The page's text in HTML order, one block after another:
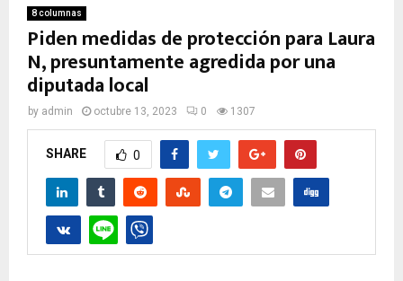
8 columnas
Piden medidas de protección para Laura
N, presuntamente agredida por una
diputada local
by admin octubre 13, 2023 0 1307
SHARE 0